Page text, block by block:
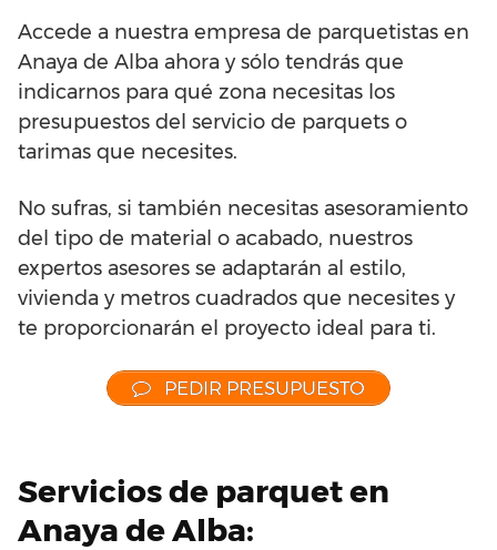
Accede a nuestra empresa de parquetistas en
Anaya de Alba ahora y sólo tendrás que
indicarnos para qué zona necesitas los
presupuestos del servicio de parquets o
tarimas que necesites.
No sufras, si también necesitas asesoramiento
del tipo de material o acabado, nuestros
expertos asesores se adaptarán al estilo,
vivienda y metros cuadrados que necesites y
te proporcionarán el proyecto ideal para ti.
PEDIR PRESUPUESTO
Servicios de parquet en
Anaya de Alba: